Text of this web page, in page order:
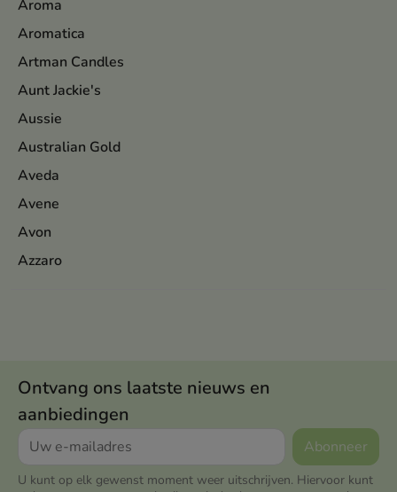
Aroma
Aromatica
Artman Candles
Aunt Jackie's
Aussie
Australian Gold
Aveda
Avene
Avon
Azzaro
Ontvang ons laatste nieuws en
aanbiedingen
U kunt op elk gewenst moment weer uitschrijven. Hiervoor kunt